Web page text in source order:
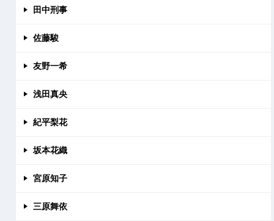
田中刑事
佐藤駿
友野一希
浅田真央
紀平梨花
坂本花織
宮原知子
三原舞依